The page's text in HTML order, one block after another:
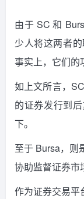
由于 SC 和
少人将这两者
事实上，它们的
如上文所言，
的证券发行到
下。
至于 Bursa，则
协助监督证券市
作为证券交易平